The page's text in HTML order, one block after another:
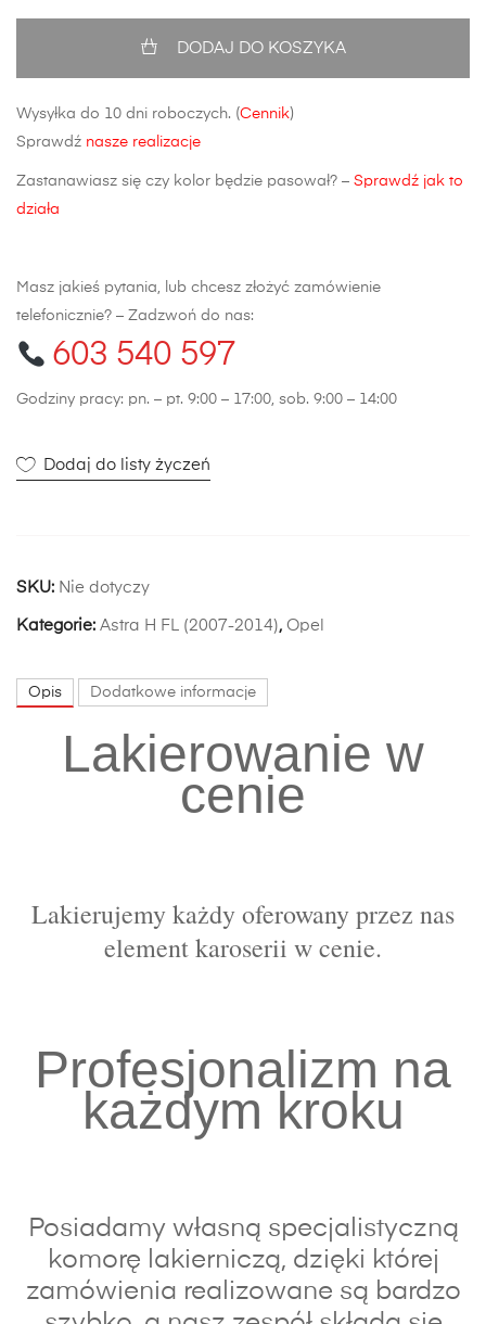
FL
DODAJ DO KOSZYKA
Wysyłka do 10 dni roboczych. (Cennik)
Sprawdź nasze realizacje
Zastanawiasz się czy kolor będzie pasował? – Sprawdź jak to
działa
Masz jakieś pytania, lub chcesz złożyć zamówienie
telefonicznie? – Zadzwoń do nas:
603 540 597
Godziny pracy: pn. – pt. 9:00 – 17:00, sob. 9:00 – 14:00
Dodaj do listy życzeń
SKU: Nie dotyczy
Kategorie: Astra H FL (2007-2014), Opel
Opis Dodatkowe informacje
Lakierowanie w
cenie
Lakierujemy każdy oferowany przez nas
element karoserii w cenie.
Profesjonalizm na
każdym kroku
Posiadamy własną specjalistyczną
komorę lakierniczą, dzięki której
zamówienia realizowane są bardzo